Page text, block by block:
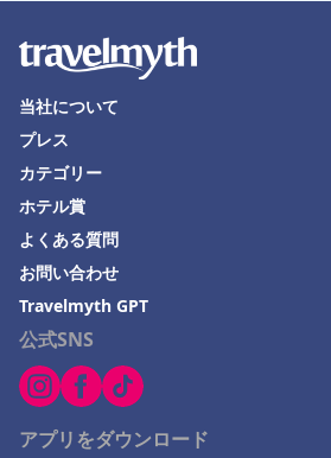
公式SNS
アプリをダウンロード
当社について
プレス
カテゴリー
ホテル賞
よくある質問
お問い合わせ
Travelmyth GPT